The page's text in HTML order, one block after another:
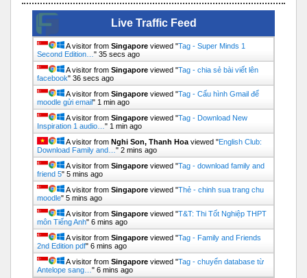
Live Traffic Feed
A visitor from Singapore viewed "Tag - Super Minds 1
Second Edition… " 35 secs ago
A visitor from Singapore viewed "Tag - chia sẻ bài viết lên
facebook" 36 secs ago
A visitor from Singapore viewed "Tag - Cấu hình Gmail để
moodle gửi email" 1 min ago
A visitor from Singapore viewed "Tag - Download New
Inspiration 1 audio… " 1 min ago
A visitor from Nghi Son, Thanh Hoa viewed "English Club:
Download Family and… " 2 mins ago
A visitor from Singapore viewed "Tag - download family and
friend 5" 5 mins ago
A visitor from Singapore viewed "Thẻ - chinh sua trang chu
moodle" 5 mins ago
A visitor from Singapore viewed "T&T: Thi Tốt Nghiệp THPT
môn Tiếng Anh" 6 mins ago
A visitor from Singapore viewed "Tag - Family and Friends
2nd Edition pdf" 6 mins ago
A visitor from Singapore viewed "Tag - chuyển database từ
Antelope sang… " 6 mins ago